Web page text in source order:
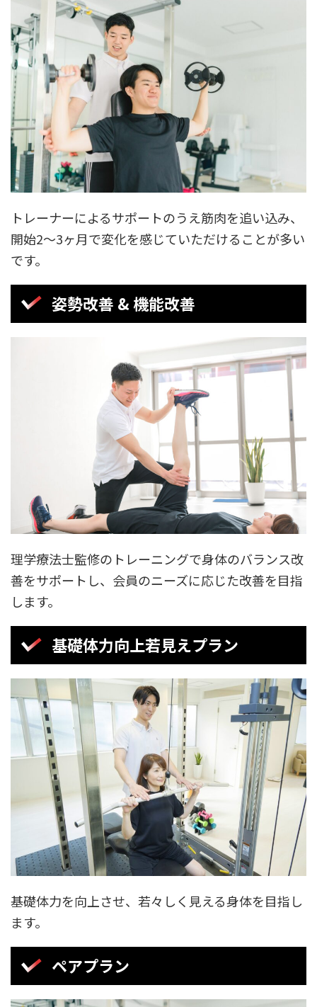
トレーナーによるサポートのうえ筋肉を追い込み、
開始2〜3ヶ月で変化を感じていただけることが多い
です。
姿勢改善 & 機能改善
理学療法士監修のトレーニングで身体のバランス改
善をサポートし、会員のニーズに応じた改善を目指
します。
基礎体力向上若見えプラン
基礎体力を向上させ、若々しく見える身体を目指し
ます。
ペアプラン